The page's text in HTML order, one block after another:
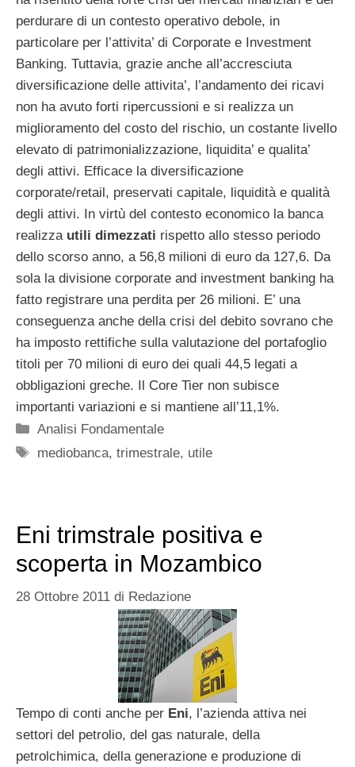
perdurare di un contesto operativo debole, in
particolare per l’attivita’ di Corporate e Investment
Banking. Tuttavia, grazie anche all’accresciuta
diversificazione delle attivita’, l’andamento dei ricavi
non ha avuto forti ripercussioni e si realizza un
miglioramento del costo del rischio, un costante livello
elevato di patrimonializzazione, liquidita’ e qualita’
degli attivi. Efficace la diversificazione
corporate/retail, preservati capitale, liquidità e qualità
degli attivi. In virtù del contesto economico la banca
realizza utili dimezzati rispetto allo stesso periodo
dello scorso anno, a 56,8 milioni di euro da 127,6. Da
sola la divisione corporate and investment banking ha
fatto registrare una perdita per 26 milioni. E’ una
conseguenza anche della crisi del debito sovrano che
ha imposto rettifiche sulla valutazione del portafoglio
titoli per 70 milioni di euro dei quali 44,5 legati a
obbligazioni greche. Il Core Tier non subisce
importanti variazioni e si mantiene all’11,1%.
Categorie
Analisi Fondamentale
Tag
mediobanca,trimestrale, utile
Eni trimstrale positiva e
scoperta in Mozambico
28 Ottobre 2011 di Redazione
Tempo di conti anche per Eni, l’azienda attiva nei
settori del petrolio, del gas naturale, della
petrolchimica, della generazione e produzione di